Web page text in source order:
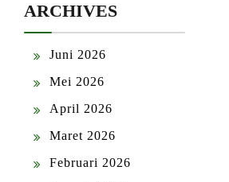
ARCHIVES
Juni 2026
Mei 2026
April 2026
Maret 2026
Februari 2026